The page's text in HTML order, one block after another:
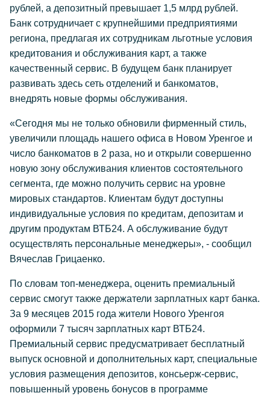
рублей, а депозитный превышает 1,5 млрд рублей.
Банк сотрудничает с крупнейшими предприятиями
региона, предлагая их сотрудникам льготные условия
кредитования и обслуживания карт, а также
качественный сервис. В будущем банк планирует
развивать здесь сеть отделений и банкоматов,
внедрять новые формы обслуживания.
«Сегодня мы не только обновили фирменный стиль,
увеличили площадь нашего офиса в Новом Уренгое и
число банкоматов в 2 раза, но и открыли совершенно
новую зону обслуживания клиентов состоятельного
сегмента, где можно получить сервис на уровне
мировых стандартов. Клиентам будут доступны
индивидуальные условия по кредитам, депозитам и
другим продуктам ВТБ24. А обслуживание будут
осуществлять персональные менеджеры», - сообщил
Вячеслав Грицаенко.
По словам топ-менеджера, оценить премиальный
сервис смогут также держатели зарплатных карт банка.
За 9 месяцев 2015 года жители Нового Уренгоя
оформили 7 тысяч зарплатных карт ВТБ24.
Премиальный сервис предусматривает бесплатный
выпуск основной и дополнительных карт, специальные
условия размещения депозитов, консьерж-сервис,
повышенный уровень бонусов в программе